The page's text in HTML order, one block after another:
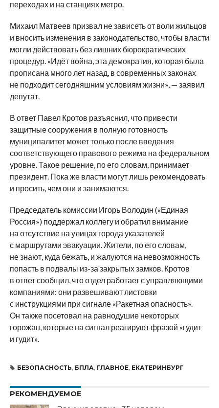
переходах и на станциях метро.
Михаил Матвеев призвал не зависеть от воли жильцов
и вносить изменения в законодательство, чтобы власти
могли действовать без лишних бюрократических
процедур. «Идёт война, эта демократия, которая была
прописана много лет назад, в современных законах
не подходит сегодняшним условиям жизни», — заявил
депутат.
В ответ Павел Кротов разъяснил, что привести
защитные сооружения в полную готовность
муниципалитет может только после введения
соответствующего правового режима на федеральном
уровне. Такое решение, по его словам, принимает
президент. Пока же власти могут лишь рекомендовать
и просить, чем они и занимаются.
Председатель комиссии Игорь Володин («Единая
Россия») поддержал коллегу и обратил внимание
на отсутствие на улицах города указателей
с маршрутами эвакуации. Жители, по его словам,
не знают, куда бежать, и жалуются на невозможность
попасть в подвалы из-за закрытых замков. Кротов
в ответ сообщил, что отдел работает с управляющими
компаниями: они развешивают листовки
с инструкциями при сигнале «Ракетная опасность».
Он также посетовал на равнодушие некоторых
горожан, которые на сигнал реагируютфразой «гудит
и гудит».
БЕЗОПАСНОСТЬ, БПЛА, ГЛАВНОЕ, ЕКАТЕРИНБУРГ
РЕКОМЕНДУЕМОЕ